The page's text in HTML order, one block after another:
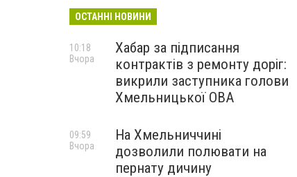
ОСТАННІ НОВИНИ
Хабар за підписання
контрактів з ремонту доріг:
викрили заступника голови
Хмельницької ОВА
10:18
Вчора
На Хмельниччині
дозволили полювати на
пернату дичину
09:59
Вчора